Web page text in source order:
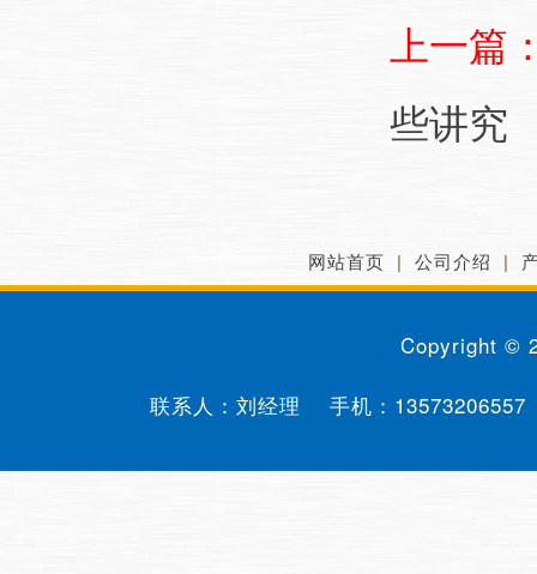
上一篇
些讲究
网站首页 | 公司介绍 |
Copyright ©
联系人：刘经理 手机： 13573206557